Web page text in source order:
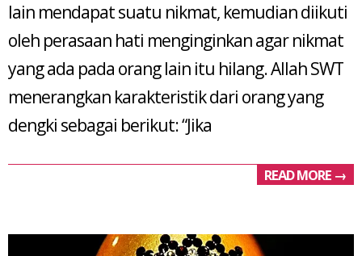
lain mendapat suatu nikmat, kemudian diikuti
oleh perasaan hati menginginkan agar nikmat
yang ada pada orang lain itu hilang. Allah SWT
menerangkan karakteristik dari orang yang
dengki sebagai berikut: “Jika
READ MORE →